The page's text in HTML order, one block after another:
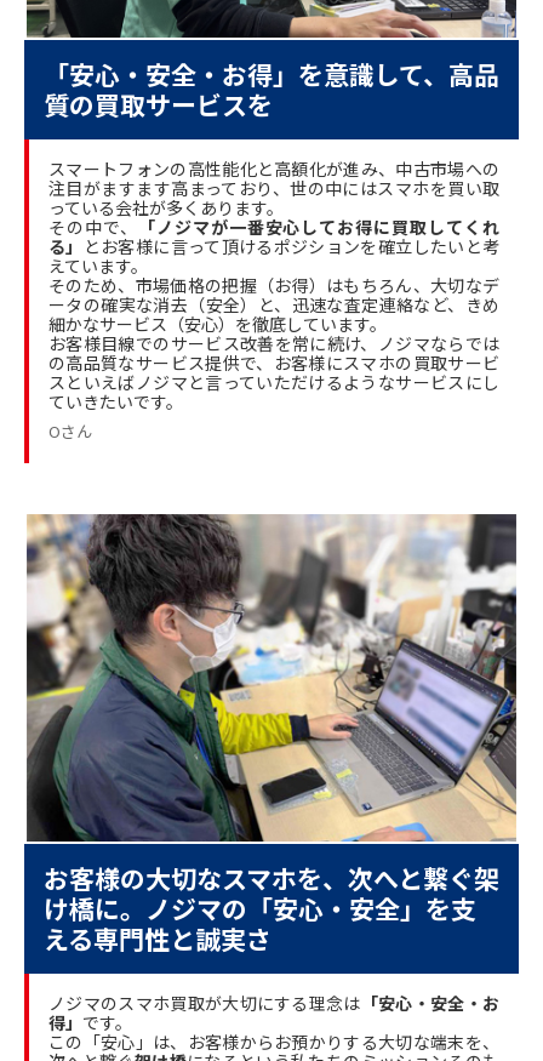
「安心・安全・お得」を意識して、高品
質の買取サービスを
スマートフォンの高性能化と高額化が進み、中古市場への
注目がますます高まっており、世の中にはスマホを買い取
っている会社が多くあります。
その中で、
「ノジマが一番安心してお得に買取してくれ
る」 とお客様に言って頂けるポジションを確立したいと考
えています。
そのため、市場価格の把握（お得）はもちろん、大切なデ
ータの確実な消去（安全）と、迅速な査定連絡など、きめ
細かなサービス（安心）を徹底しています。
お客様目線でのサービス改善を常に続け、ノジマならでは
の高品質なサービス提供で、お客様にスマホの買取サービ
スといえばノジマと言っていただけるようなサービスにし
ていきたいです。
Oさん
お客様の大切なスマホを、次へと繋ぐ架
け橋に。ノジマの「安心・安全」を支
える専門性と誠実さ
ノジマのスマホ買取が大切にする理念は 「安心・安全・お
得」 です。
この「安心」は、お客様からお預かりする大切な端末を、